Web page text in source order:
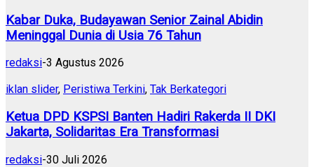
Kabar Duka, Budayawan Senior Zainal Abidin
Meninggal Dunia di Usia 76 Tahun
redaksi-3 Agustus 2026
iklan slider, Peristiwa Terkini, Tak Berkategori
Ketua DPD KSPSI Banten Hadiri Rakerda II DKI
Jakarta, Solidaritas Era Transformasi
redaksi-30 Juli 2026